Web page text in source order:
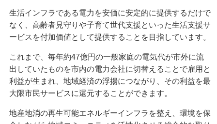
生活インフラである電力を安価に安定的に提供するだけで
なく、高齢者見守りや子育て世代支援といった生活支援サ
ービスを付加価値として提供することを目指しています。
これまで、毎年約47億円の一般家庭の電気代が市外に流
出していたものを市内の電力会社に切替えることで雇用と
利益が生まれ、地域経済の浮揚につながり、その利益を最
大限市民サービスに還元することができます。
地産地消の再生可能エネルギーインフラを整え、環境を保